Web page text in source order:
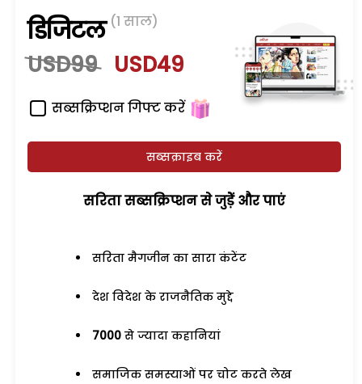
डिजिटल (1 साल)
USD99 USD49
सब्सक्रिप्शन गिफ्ट करें
सब्सक्राइब करें
सरिता सब्सक्रिप्शन से जुड़ेें और पाएं
सरिता मैगजीन का सारा कंटेंट
देश विदेश के राजनैतिक मुद्दे
7000 से ज्यादा कहानियां
समाजिक समस्याओं पर चोट करते लेख